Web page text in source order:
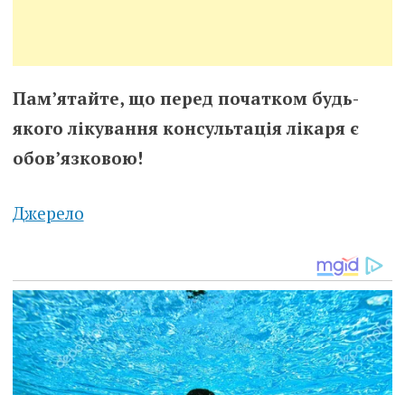
Пам’ятайте, що перед початком будь-
якого лікування консультація лікаря є
обов’язковою!
Джерело